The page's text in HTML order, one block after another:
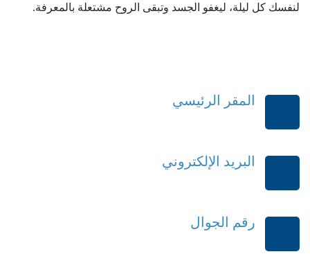
لنفسك كل ليلة، ليغفو الجسد وتبقى الروح مشتعلة بالمعرفة.
المقر الرئيسي
البريد الإلكتروني
رقم الجوال